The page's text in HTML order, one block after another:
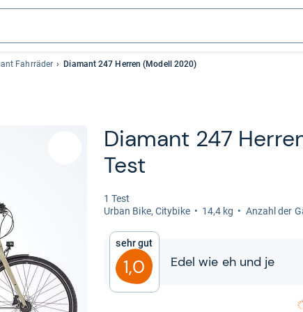
Fahrräder Diamant 247 Herren (Modell 2020)
Dia­mant 247
Test
1 Test
Urban Bike, City­bike
14,4 kg Anzahl der
Sehr gut
1,0 Edel wie eh und je